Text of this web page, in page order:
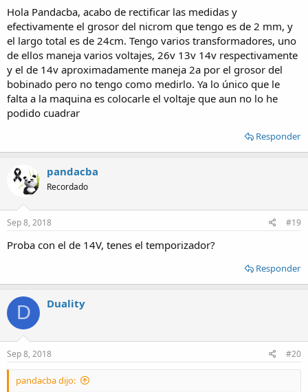
Para selladora lo ideal es utilizar cinta, no alambre, porque es casi
seguro que el film se cortara.
Lo que sucede es que no estan todo el tiempo conectada, tiene un
temporizador y se aplica esa tensión y corriente durante unos
breves segundos, lo suficiente como para que suelde y no corte.
Recuerda que el alambre va recubierto de teflón
Las resistencias utilizadas standar son de uno 2mm y utilizan un
tranformador de unos 10-12 A o más
La fuente es regulable por lo que no aplica toda la tensión y entre
ese nivel y el tiempo se ajusta para que suelde.
Las casas que venden repuestos para selladoras venden la fuente
Hola Pandacba, acabo de rectificar las medidas y
efectivamente el grosor del nicrom que tengo es de 2 mm, y
el largo total es de 24cm. Tengo varios transformadores, uno
de ellos maneja varios voltajes, 26v 13v 14v respectivamente
y el de 14v aproximadamente maneja 2a por el grosor del
bobinado pero no tengo como medirlo. Ya lo único que le
falta a la maquina es colocarle el voltaje que aun no lo he
podido cuadrar
Responder
pandacba
Recordado
Sep 8, 2018 #19
Proba con el de 14V, tenes el temporizador?
Responder
D Duality
Sep 8, 2018 #20
pandacba dijo: